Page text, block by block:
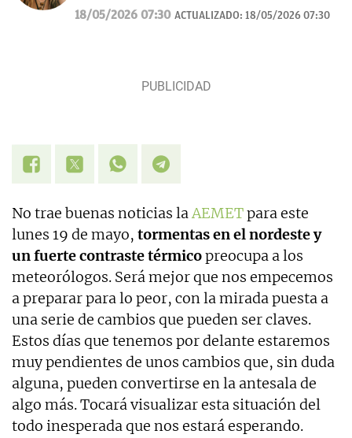
Cuento historias, soy amante de los astros, sigo a la
luna, los TT de Twitter y las tendencias en moda.
18/05/2026 07:30 ACTUALIZADO: 18/05/2026 07:30
No trae buenas noticias laAEMETpara este
lunes 19 de mayo, tormentas en el nordeste y
un fuerte contraste térmicopreocupa a los
meteorólogos. Será mejor que nos empecemos
a preparar para lo peor, con la mirada puesta a
una serie de cambios que pueden ser claves.
Estos días que tenemos por delante estaremos
muy pendientes de unos cambios que, sin duda
alguna, pueden convertirse en la antesala de
algo más. Tocará visualizar esta situación del
todo inesperada que nos estará esperando.